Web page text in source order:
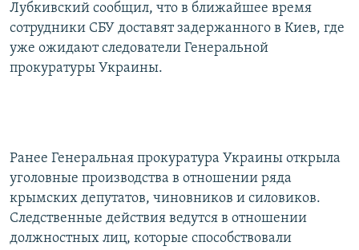
Лубкивский сообщил, что в ближайшее время
сотрудники СБУ доставят задержанного в Киев, где
уже ожидают следователи Генеральной
прокуратуры Украины.
Ранее Генеральная прокуратура Украины открыла
уголовные производства в отношении ряда
крымских депутатов, чиновников и силовиков.
Следственные действия ведутся в отношении
должностных лиц, которые способствовали